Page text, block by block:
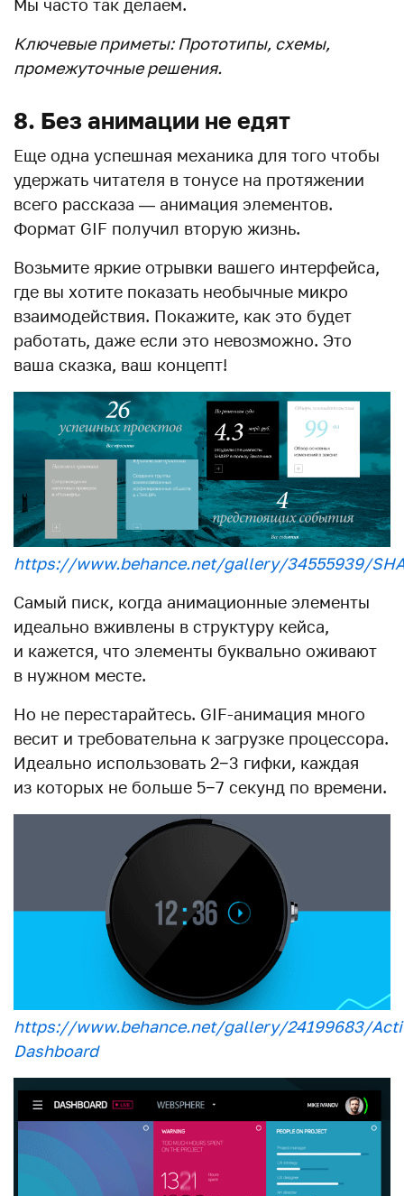
Мы часто так делаем.
Ключевые приметы: Прототипы, схемы,
промежуточные решения.
8. Без анимации не едят
Еще одна успешная механика для того чтобы
удержать читателя в тонусе на протяжении
всего рассказа — анимация элементов.
Формат GIF получил вторую жизнь.
Возьмите яркие отрывки вашего интерфейса,
где вы хотите показать необычные микро
взаимодействия. Покажите, как это будет
работать, даже если это невозможно. Это
ваша сказка, ваш концепт!
https://www.behance.net/gallery/34555939/
Самый писк, когда анимационные элементы
идеально вживлены в структуру кейса,
и кажется, что элементы буквально оживают
в нужном месте.
Но не перестарайтесь. GIF-анимация много
весит и требовательна к загрузке процессора.
Идеально использовать 2−3 гифки, каждая
из которых не больше 5−7 секунд по времени.
https://www.behance.net/gallery/24199683/
Dashboard